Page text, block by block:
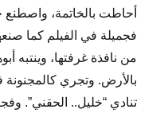
أحاطت بالخاتمة،
فجميلة في الفيلم كما
من نافذة غرفتها، وينتبه
بالأرض. وتجري
تنادي “خليل.. الحقني”.